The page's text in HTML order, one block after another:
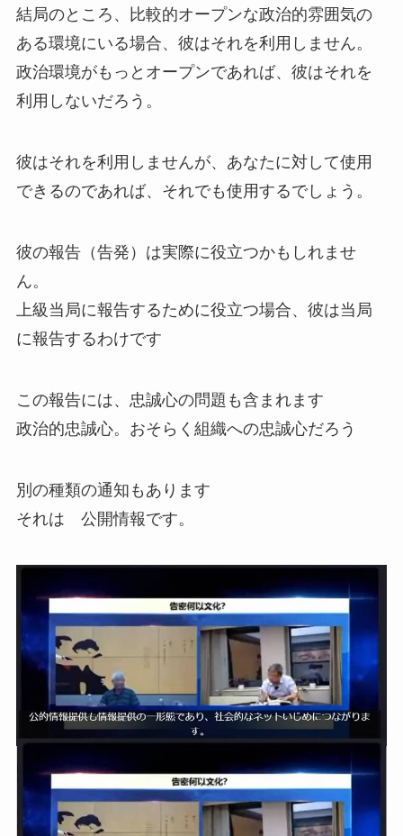
結局のところ、比較的オープンな政治的雰囲気の
ある環境にいる場合、彼はそれを利用しません。
政治環境がもっとオープンであれば、彼はそれを
利用しないだろう。
彼はそれを利用しませんが、あなたに対して使用
できるのであれば、それでも使用するでしょう。
彼の報告（告発）は実際に役立つかもしれませ
ん。
上級当局に報告するために役立つ場合、彼は当局
に報告するわけです
この報告には、忠誠心の問題も含まれます
政治的忠誠心。おそらく組織への忠誠心だろう
別の種類の通知もあります
それは 公開情報です。